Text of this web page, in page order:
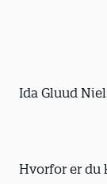
Ida Gluud
Hvorfor er du